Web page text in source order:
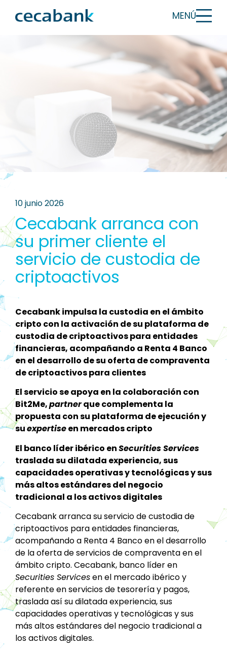
MENÚ
10 junio 2026
Cecabank arranca con
su primer cliente el
servicio de custodia de
criptoactivos
Cecabank impulsa la custodia en el ámbito
cripto con la activación de su plataforma de
custodia de criptoactivos para entidades
financieras, acompañando a Renta 4 Banco
en el desarrollo de su oferta de compraventa
de criptoactivos para clientes
El servicio se apoya en la colaboración con
Bit2Me,partnerque complementa la
propuesta con su plataforma de ejecución y
suexpertiseen mercados cripto
El banco líder ibérico enSecurities Services
traslada su dilatada experiencia, sus
capacidades operativas y tecnológicas y sus
más altos estándares del negocio
tradicional a los activos digitales
Cecabank arranca su servicio de custodia de
criptoactivos para entidades financieras,
acompañando a Renta 4 Banco en el desarrollo
de la oferta de servicios de compraventa en el
ámbito cripto. Cecabank, banco líder en
Securities Servicesen el mercado ibérico y
referente en servicios de tesorería y pagos,
traslada así su dilatada experiencia, sus
capacidades operativas y tecnológicas y sus
más altos estándares del negocio tradicional a
los activos digitales.